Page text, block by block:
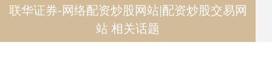
联华证券-网络配资炒股网站|配资炒股交易网
站 相关话题